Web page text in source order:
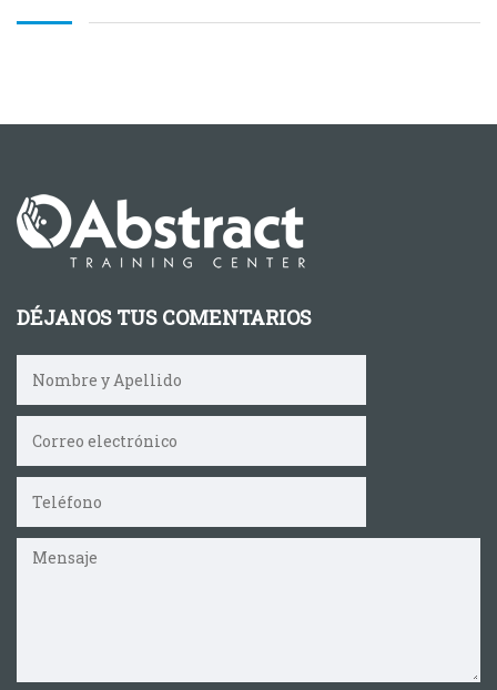
DÉJANOS TUS COMENTARIOS